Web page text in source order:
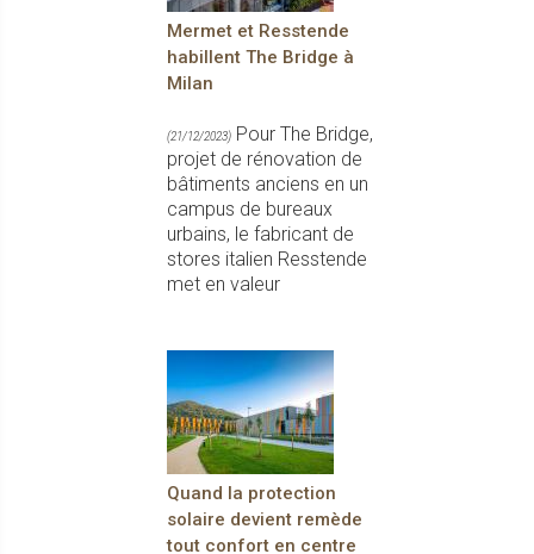
Mermet et Resstende
habillent The Bridge à
Milan
(21/12/2023) Pour The Bridge,
projet de rénovation de
bâtiments anciens en un
campus de bureaux
urbains, le fabricant de
stores italien Resstende
met en valeur
Quand la protection
solaire devient remède
tout confort en centre